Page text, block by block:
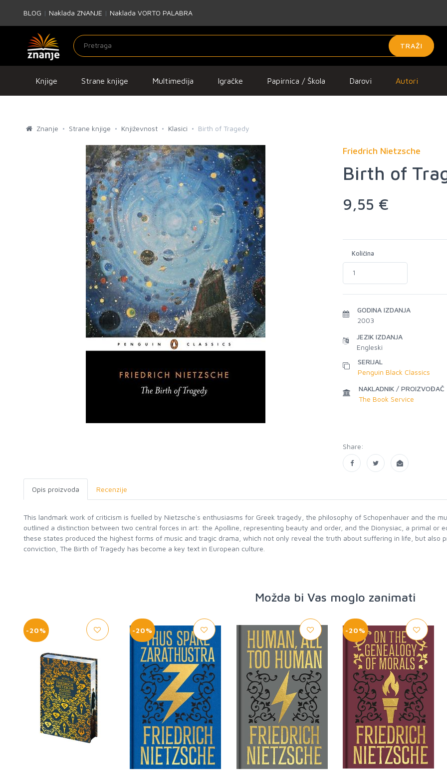
BLOG | Naklada ZNANJE | Naklada VORTO PALABRA
TRAŽI
Knjige Strane knjige Multimedija Igračke Papirnica / Škola Darovi Autori
Znanje Strane knjige Književnost Klasici Birth of Tragedy
Friedrich Nietzsche
Birth of
9,55 €
Količina
GODINA IZDANJA
2003
JEZIK IZDANJA
Engleski
SERIJAL
Penguin Black Classics
NAKLADNIK / PROIZVOĐAČ
The Book Service
Share:
Opis proizvoda Recenzije
This landmark work of criticism is fuelled by Nietzsche`s enthusiasms for Greek tragedy, the philosophy of Schopenhauer and the
outlined a distinction between two central forces in art: the Apolline, representing beauty and order, and the Dionysiac, a primal or
these states produced the highest forms of music and tragic drama, which not only reveal the truth about suffering in life, but also
conviction, The Birth of Tragedy has become a key text in European culture.
Možda bi Vas moglo zanimati
-20% -20% -20%